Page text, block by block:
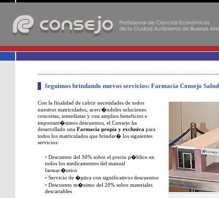
Seguimos brindando nuevos servicios: Farmacia Consejo Salud
Con la finalidad de cubrir necesidades de todos
nuestros matriculados, acerc�ndoles soluciones
concretas, inmediatas y con amplios beneficios e
important�simos descuentos, el Consejo ha
desarrollado una Farmacia propia y exclusiva para
todos los matriculados que brindar� los siguientes
servicios:
• Descuento del 30% sobre el precio p�blico en
todos los medicamentos del manual
farmac�utico
• Servicio de �ptica con significativos descuentos
• Descuento m�nimo del 20% sobre materiales
descartables